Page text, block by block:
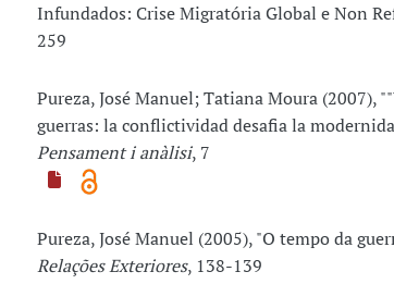
Infundados: Crise Migratória Global e Non
259
Pureza, José Manuel; Tatiana Moura (2007),
guerras: la conflictividad desafia la
Pensament i anàlisi, 7
Pureza, José Manuel (2005), "O tempo da
Relações Exteriores, 138-139